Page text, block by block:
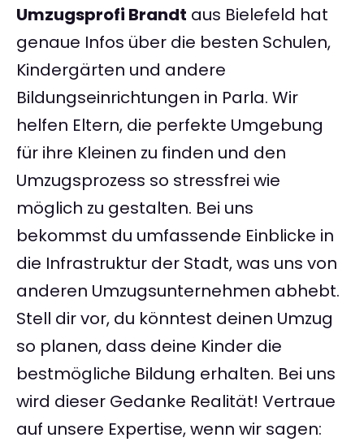
Umzugsprofi Brandt aus Bielefeld hat
genaue Infos über die besten Schulen,
Kindergärten und andere
Bildungseinrichtungen in Parla. Wir
helfen Eltern, die perfekte Umgebung
für ihre Kleinen zu finden und den
Umzugsprozess so stressfrei wie
möglich zu gestalten. Bei uns
bekommst du umfassende Einblicke in
die Infrastruktur der Stadt, was uns von
anderen Umzugsunternehmen abhebt.
Stell dir vor, du könntest deinen Umzug
so planen, dass deine Kinder die
bestmögliche Bildung erhalten. Bei uns
wird dieser Gedanke Realität! Vertraue
auf unsere Expertise, wenn wir sagen: